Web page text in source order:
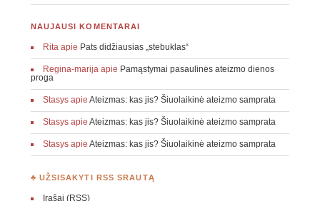
NAUJAUSI KOMENTARAI
Ritaapie Pats didžiausias „stebuklas“
Regina-marijaapie Pamąstymai pasaulinės ateizmo dienos
proga
Stasysapie Ateizmas: kas jis? Šiuolaikinė ateizmo samprata
Stasysapie Ateizmas: kas jis? Šiuolaikinė ateizmo samprata
Stasysapie Ateizmas: kas jis? Šiuolaikinė ateizmo samprata
♣ UŽSISAKYTI RSS SRAUTĄ
Įrašai (RSS)